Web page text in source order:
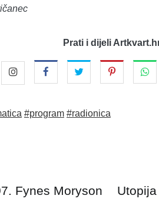
Prati i dijeli
#program #radionica
Fynes Moryson